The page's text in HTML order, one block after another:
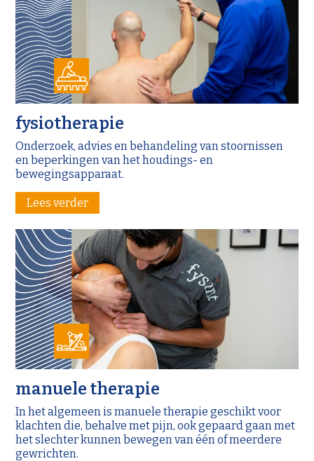
fysiotherapie
Onderzoek, advies en behandeling van stoornissen
en beperkingen van het houdings- en
bewegingsapparaat.
Lees verder
manuele therapie
In het algemeen is manuele therapie geschikt voor
klachten die, behalve met pijn, ook gepaard gaan met
het slechter kunnen bewegen van één of meerdere
gewrichten.